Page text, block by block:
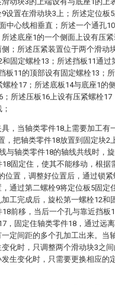
设置在滑动块3上；所述定位板
中心线相垂直；所述一个通孔
述底座1的一个侧面上设有压紧
；所述压紧装置位于两个滑动
固定螺栓13；所述挡板11通过
板11的顶部设有固定螺栓13；
栓17；所述底板14与底座1的
所述压板16上设有压紧螺栓17
，当轴类零件18上需要加工有
，把轴类零件18放置到固定块2
与轴类零件18的轴线共线时，
固定住，使其不能移动，根据
位置，调整好位置后，通过锁紧
通过第二螺栓9将定位板5固定
工完成后，旋松第一螺栓12和
前移，当后一个孔与靠近挡板
，固定住轴类零件18，通过远
定间距的多个孔加工出来。当
化时，只调整两个滑动块3之
生变化时，只需要更换相应的